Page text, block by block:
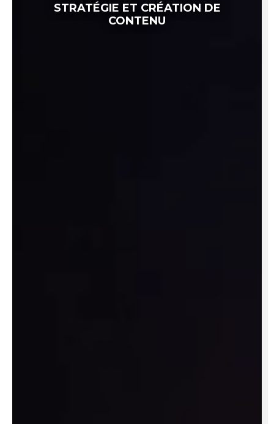
STRATÉGIE ET CRÉATION DE
CONTENU